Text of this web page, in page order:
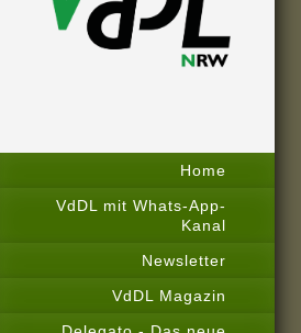
Home
VdDL mit Whats-App-
Kanal
Newsletter
VdDL Magazin